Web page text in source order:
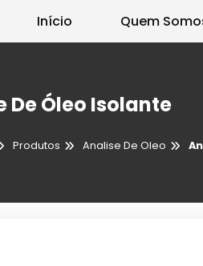
Início Quem
De Óleo Isolante
Produtos Analise De Oleo